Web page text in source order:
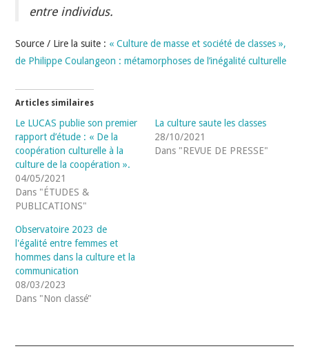
entre individus.
Source / Lire la suite : « Culture de masse et société de classes »,
de Philippe Coulangeon : métamorphoses de l’inégalité culturelle
Articles similaires
Le LUCAS publie son premier
rapport d’étude : « De la
coopération culturelle à la
culture de la coopération ».
04/05/2021
Dans "ÉTUDES &
PUBLICATIONS"
La culture saute les classes
28/10/2021
Dans "REVUE DE PRESSE"
Observatoire 2023 de
l'égalité entre femmes et
hommes dans la culture et la
communication
08/03/2023
Dans "Non classé"